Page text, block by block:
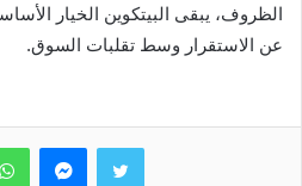
الظروف، يبقى البيتكوين الخيار
عن الاستقرار وسط تقلبات السوق.
تويتر